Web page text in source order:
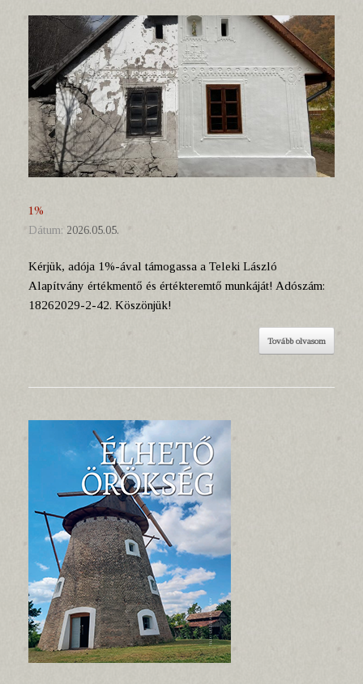
1%
Dátum: 2026.05.05.
Kérjük, adója 1%-ával támogassa a Teleki László
Alapítvány értékmentő és értékteremtő munkáját! Adószám:
18262029-2-42. Köszönjük!
Tovább olvasom